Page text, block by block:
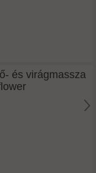
és virágmassza